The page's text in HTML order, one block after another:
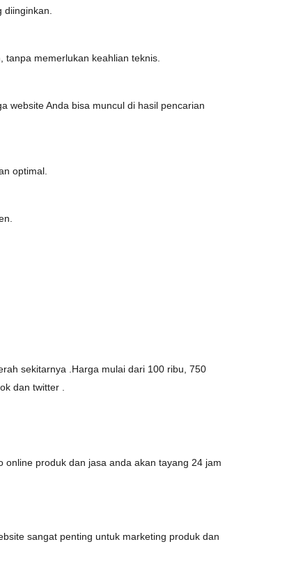
diinginkan.
tanpa memerlukan keahlian teknis.
website Anda bisa muncul di hasil pencarian
optimal.
sekitarnya .Harga mulai dari 100 ribu, 750
dan twitter .
produk dan jasa anda akan tayang 24 jam
sangat penting untuk marketing produk dan